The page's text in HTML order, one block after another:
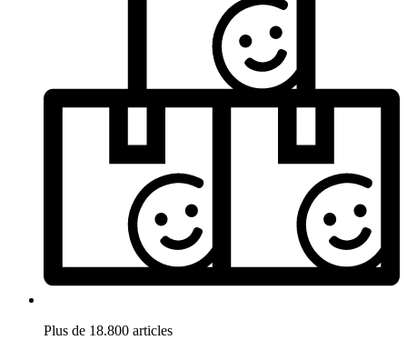
Plus de 18.800 articles